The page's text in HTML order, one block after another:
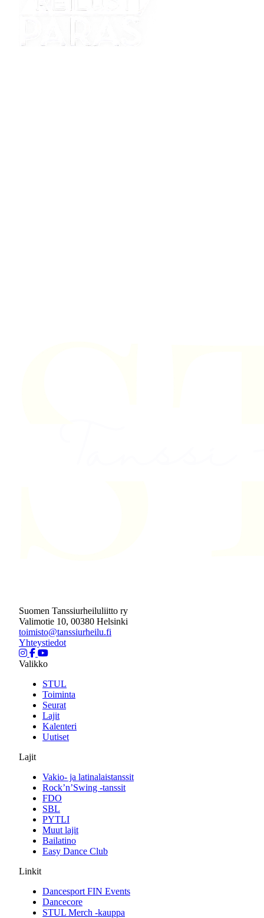
Suomen Tanssiurheiluliitto ry
Valimotie 10, 00380 Helsinki
toimisto@tanssiurheilu.fi
Yhteystiedot
Valikko
STUL
Toiminta
Seurat
Lajit
Kalenteri
Uutiset
Lajit
Vakio- ja latinalaistanssit
Rock’n’Swing -tanssit
FDO
SBL
PYTLI
Muut lajit
Bailatino
Easy Dance Club
Linkit
Dancesport FIN Events
Dancecore
STUL Merch -kauppa